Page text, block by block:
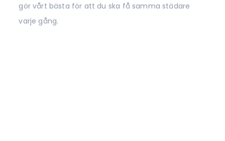
gör vårt bästa för att du ska få samma städare
varje gång.